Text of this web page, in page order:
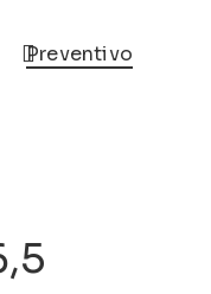
Preventivo